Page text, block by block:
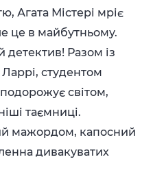
Агата Містері мріє
це в майбутньому.
Разом із
студентом
світом,
таємниці.
мажордом, капосний
дивакуватих